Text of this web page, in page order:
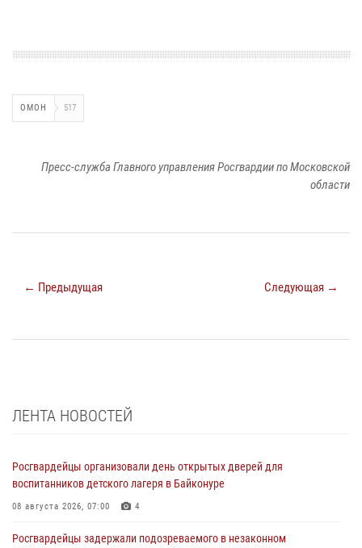
ОМОН 517
Пресс-служба Главного управления Росгвардии по Московской
области
← Предыдущая Следующая →
ЛЕНТА НОВОСТЕЙ
Росгвардейцы организовали день открытых дверей для
воспитанников детского лагеря в Байконуре
08 августа 2026, 07:00 4
Росгвардейцы задержали подозреваемого в незаконном